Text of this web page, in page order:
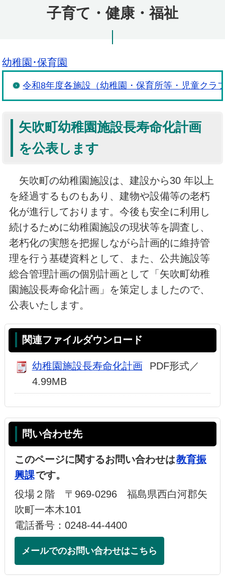
子育て・健康・福祉
幼稚園･保育園
令和8年度各施設（幼稚園・保育所等・児童クラ
矢吹町幼稚園施設長寿命化計画
を公表します
矢吹町の幼稚園施設は、建設から30 年以上
を経過するものもあり、建物や設備等の老朽
化が進行しております。今後も安全に利用し
続けるために幼稚園施設の現状等を調査し、
老朽化の実態を把握しながら計画的に維持管
理を行う基礎資料として、また、公共施設等
総合管理計画の個別計画として「矢吹町幼稚
園施設長寿命化計画」を策定しましたので、
公表いたします。
関連ファイルダウンロード
幼稚園施設長寿命化計画
PDF形式／
4.99MB
問い合わせ先
このページに関するお問い合わせは教育振
興課です。
役場２階 〒969-0296 福島県西白河郡矢
吹町一本木101
電話番号：0248-44-4400
メールでのお問い合わせはこちら